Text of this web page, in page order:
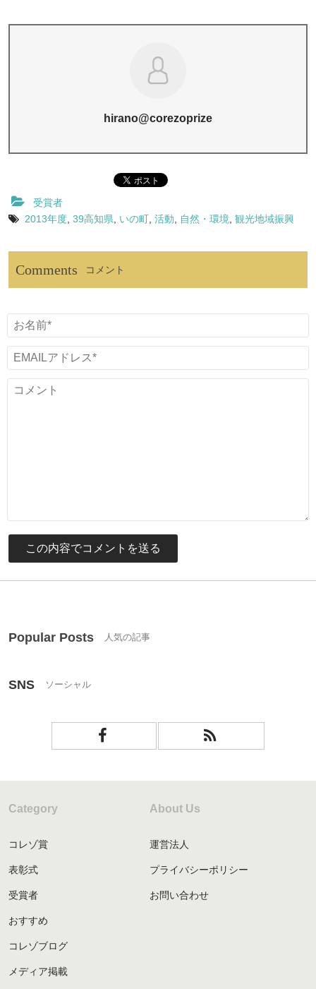
hirano@corezoprize
受賞者
2013年度 39高知県 いの町 活動 自然・環境 観光地域振興
Popular Posts
SNS
Category
コレゾ賞
表彰式
受賞者
おすすめ
コレゾブログ
メディア掲載
About Us
運営法人
プライバシーポリシー
お問い合わせ